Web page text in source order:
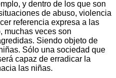
y dentro de los que son
de abuso, violencia
referencia expresa a las
muchas veces son
Siendo objeto de
Sólo una sociedad que
capaz de erradicar la
las niñas.